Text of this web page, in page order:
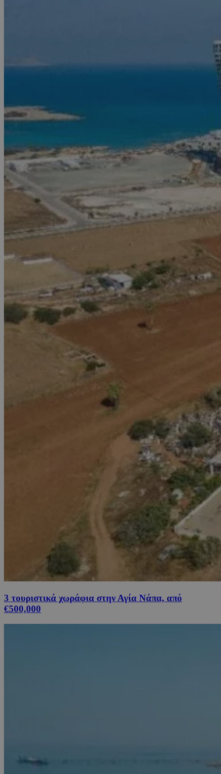
3 τουριστικά χωράφια στην Αγία Νάπα, από
€500,000